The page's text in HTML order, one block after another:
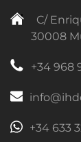
C/
30008
+34 968
+34 633